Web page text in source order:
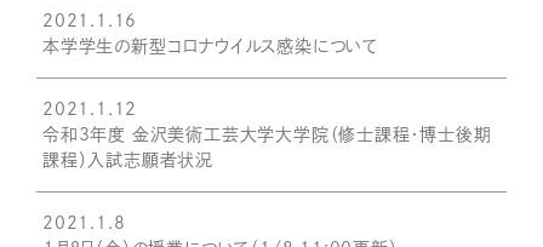
2021.1.16
本学学生の新型コロナウイルス感染について
2021.1.12
令和3年度 金沢美術工芸大学大学院（修士課程・博士後期
課程）入試志願者状況
2021.1.8